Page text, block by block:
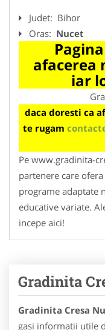
Judet: Bihor
Oras: Nucet
afacerea
iar
daca doresti ca
te rugam
Pe www.gradinita-
partenere care
programe adaptate
educative variate.
incepe aici!
Gradinita
Gradinita Cresa
gasi informatii utile